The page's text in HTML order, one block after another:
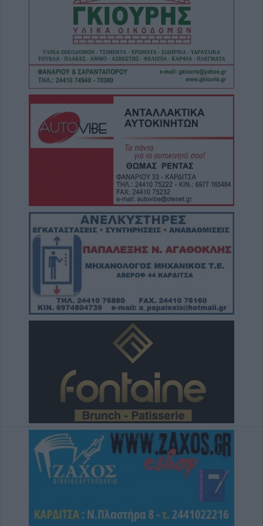
τον θάνατο 72χρονου που βρέθηκε σε
6 Αυγούστου 2026, 17:50
Την Παρασκευή 7 Αυγούστου η κηδεία του
Αθανάσιου Ταξιάρχη
6 Αυγούστου 2026, 17:46
Πυρκαγιά σε γεωργική έκταση στην Κρήνη
Φαρσάλων – Μεγάλη κινητοποίηση της
Πυροσβεστικής (+Βίντεο)
6 Αυγούστου 2026, 17:36
Δημόσιες Σ.Α.Ε.Κ.: 860 τμήματα και 95
ειδικότητες για το 2026-2027
Την Παρασκευή (7/8) η δεύτερη καταβολή
του βοηθήματος του ΛΑΕ-ΟΠΕΚΑ
6 Αυγούστου 2026, 16:31
Νεκρός 75χρονος σε αγροτική περιοχή του
Δομενίκου – Πιθανό παθολογικό αίτιο
6 Αυγούστου 2026, 16:27
Απολογισμός ΕΛ.ΑΣ. Θεσσαλίας: 574
συλλήψεις και δεκάδες εξιχνιάσεις τον Ιούλιο
ΥΠΑΑΤ: 38,1 εκατ. ευρώ για την ενίσχυση
κτηνοτρόφων που επλήγησαν από
ζωονόσους
6 Αυγούστου 2026, 15:26
Προγραμματισμένες διακοπές
ηλεκτροδότησης την Παρασκευή (7/8) σε
Ιτέα, Άγιο Γεώργιο, Γεώργιο Καραϊσκάκη,
Κρανιά, Καππά, Φύλλο και Αμπελώνα
6 Αυγούστου 2026, 15:00
Εντοπίστηκε νέα μεγάλη φυτεία κάνναβης
6 Αυγούστου 2026, 14:36